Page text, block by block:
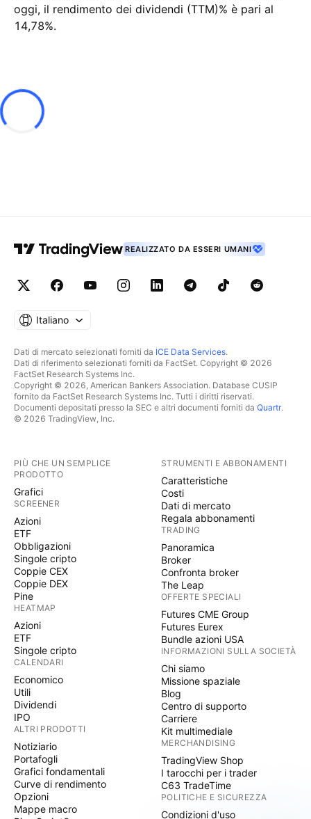
oggi, il rendimento dei dividendi (TTM)% è pari al
14,78%.
REALIZZATO DA ESSERI UMANI
Italiano
Dati di mercato selezionati forniti da ICE Data Services.
Dati di riferimento selezionati forniti da FactSet. Copyright © 2026
FactSet Research Systems Inc.
Copyright © 2026, American Bankers Association. Database CUSIP
fornito da FactSet Research Systems Inc. Tutti i diritti riservati.
Documenti depositati presso la SEC e altri documenti forniti da Quartr.
© 2026 TradingView, Inc.
PIÙ CHE UN SEMPLICE
PRODOTTO
Grafici
SCREENER
Azioni
ETF
Obbligazioni
Singole cripto
Coppie CEX
Coppie DEX
Pine
HEATMAP
Azioni
ETF
Singole cripto
CALENDARI
Economico
Utili
Dividendi
IPO
ALTRI PRODOTTI
Notiziario
Portafogli
Grafici fondamentali
Curve di rendimento
Opzioni
Mappe macro
STRUMENTI E ABBONAMENTI
Caratteristiche
Costi
Dati di mercato
Regala abbonamenti
TRADING
Panoramica
Broker
Confronta broker
The Leap
OFFERTE SPECIALI
Futures CME Group
Futures Eurex
Bundle azioni USA
INFORMAZIONI SULLA SOCIETÀ
Chi siamo
Missione spaziale
Blog
Centro di supporto
Carriere
Kit multimediale
MERCHANDISING
TradingView Shop
I tarocchi per i trader
C63 TradeTime
POLITICHE E SICUREZZA
Condizioni d'uso